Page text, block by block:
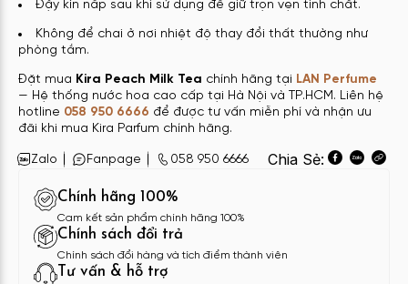
Đậy kín nắp sau khi sử dụng để giữ trọn vẹn tinh chất.
Không để chai ở nơi nhiệt độ thay đổi thất thường như
phòng tắm.
Đặt mua Kira Peach Milk Tea chính hãng tại LAN Perfume
— Hệ thống nước hoa cao cấp tại Hà Nội và TP.HCM. Liên hệ
hotline 058 950 6666 để được tư vấn miễn phí và nhận ưu
đãi khi mua Kira Parfum chính hãng.
Zalo Fanpage 058 950 6666 Chia Sẻ:
Chính hãng 100%
Cam kết sản phẩm chính hãng 100%
Chính sách đổi trả
Chính sách đổi hàng và tích điểm thành viên
Tư vấn & hỗ trợ